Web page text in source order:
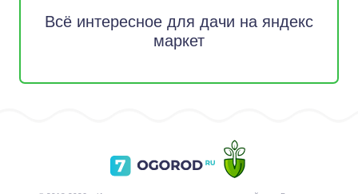
Всё интересное для дачи на яндекс
маркет